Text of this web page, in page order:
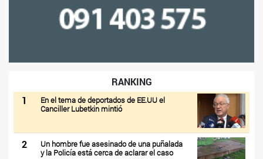
RANKING
1
En el tema de deportados de EE.UU el
Canciller Lubetkin mintió
2
Un hombre fue asesinado de una puñalada
y la Policía está cerca de aclarar el caso